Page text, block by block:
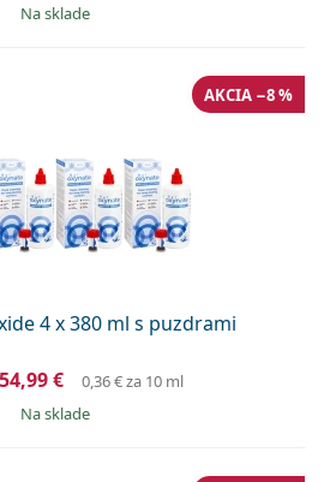
na sklade
4 x 380 ml s puzdrami
AKCIA −8 %
54,99 € 0,36 €za 10 ml
na sklade